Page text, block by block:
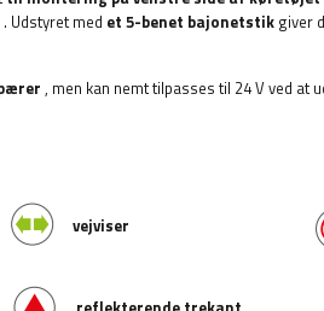
. Udstyret med et 5-benet bajonetstik giver
, men kan nemt tilpasses til 24 V ved at
vejviser